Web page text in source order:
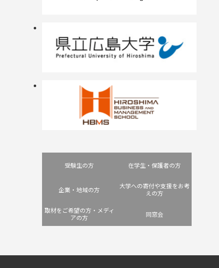
受験生の方 在学生・保護者の方
企業・地域の方
大学への寄付や支援をお考
えの方
取材をご希望の方・メディ
アの方
同窓会